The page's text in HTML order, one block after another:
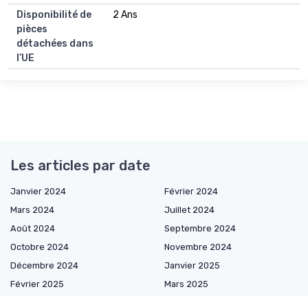
Disponibilité de
pièces
détachées dans
l’UE
2 Ans
Les articles par date
Janvier 2024
Février 2024
Mars 2024
Juillet 2024
Août 2024
Septembre 2024
Octobre 2024
Novembre 2024
Décembre 2024
Janvier 2025
Février 2025
Mars 2025